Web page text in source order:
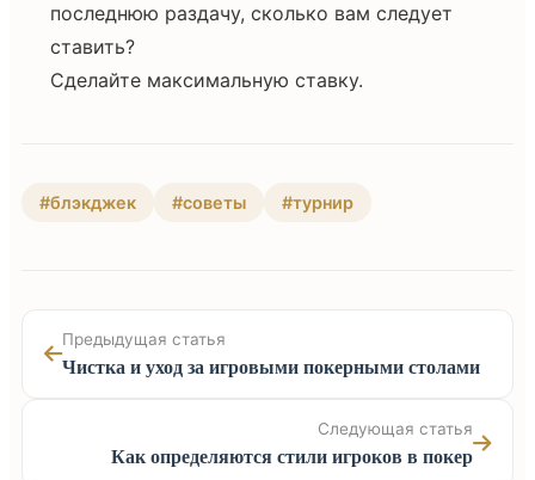
последнюю раздачу, сколько вам следует
ставить?
Сделайте максимальную ставку.
#блэкджек #советы #турнир
Предыдущая статья
Чистка и уход за игровыми покерными столами
Следующая статья
Как определяются стили игроков в покер